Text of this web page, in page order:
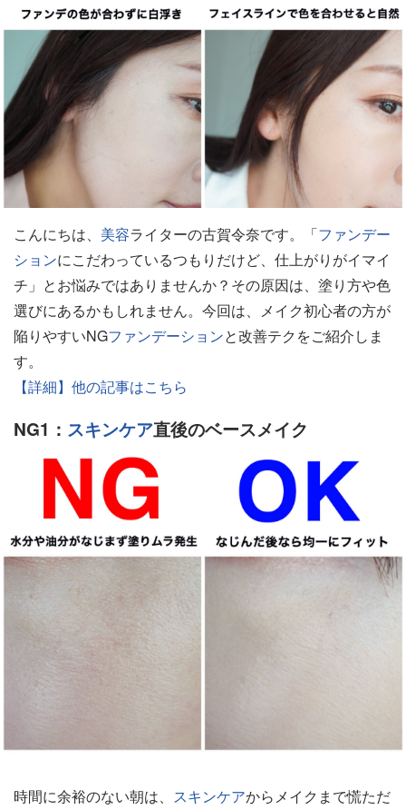
こんにちは、 美容ライターの古賀令奈です。「ファンデー
ションにこだわっているつもりだけど、仕上がりがイマイ
チ」とお悩みではありませんか？その原因は、塗り方や色
選びにあるかもしれません。今回は、メイク初心者の方が
陥りやすいNGファンデーションと改善テクをご紹介しま
す。
【詳細】他の記事はこちら
NG1： スキンケア直後のベースメイク
時間に余裕のない朝は、 スキンケアからメイクまで慌ただ